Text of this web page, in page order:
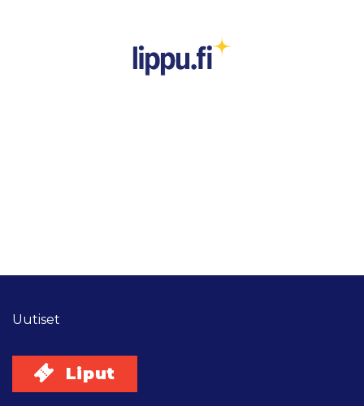
Uutiset
Liput